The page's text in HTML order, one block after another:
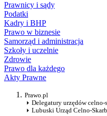
Prawnicy i sądy
Podatki
Kadry i BHP
Prawo w biznesie
Samorząd i administracja
Szkoły i uczelnie
Zdrowie
Prawo dla każdego
Akty Prawne
Prawo.pl
Delegatury urzędów
Lubuski Urząd Celno-